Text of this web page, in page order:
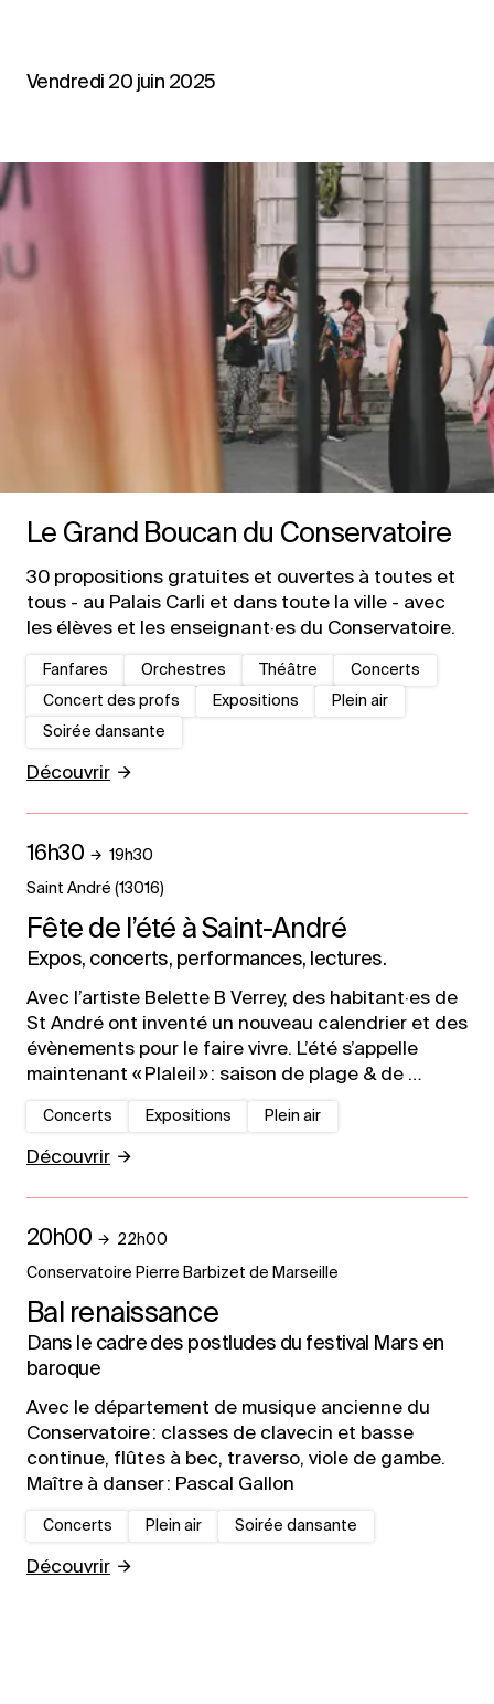
Vendredi 20 juin 2025
Le Grand Boucan du Conservatoire
30 propositions gratuites et ouvertes à toutes et
tous - au Palais Carli et dans toute la ville - avec
les élèves et les enseignant·es du Conservatoire.
Fanfares Orchestres Théâtre
Concerts
Concert des profs
Expositions
Plein air
Soirée dansante
Découvrir
Fête de l’été à Saint-André
Expos, concerts, performances, lectures.
16h30 19h30
Saint André (13016)
Avec l’artiste Belette B Verrey, des habitant·es de
St André ont inventé un nouveau calendrier et des
évènements pour le faire vivre. L’été s’appelle
maintenant « Plaleil » : saison de plage & de …
Concerts Expositions Plein air
Découvrir
Bal renaissance
Dans le cadre des postludes du festival Mars en
baroque
20h00 22h00
Conservatoire Pierre Barbizet de Marseille
Avec le département de musique ancienne du
Conservatoire : classes de clavecin et basse
continue, flûtes à bec, traverso, viole de gambe.
Maître à danser : Pascal Gallon
Concerts Plein air Soirée dansante
Découvrir